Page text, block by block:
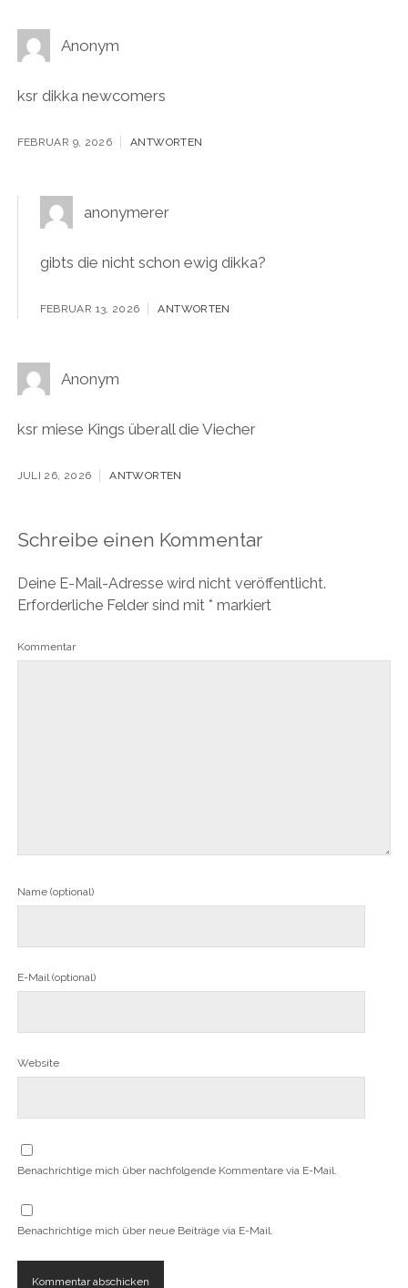
Anonym
ksr dikka newcomers
FEBRUAR 9, 2026 ANTWORTEN
anonymerer
gibts die nicht schon ewig dikka?
FEBRUAR 13, 2026 ANTWORTEN
Anonym
ksr miese Kings überall die Viecher
JULI 26, 2026 ANTWORTEN
Schreibe einen Kommentar
Deine E-Mail-Adresse wird nicht veröffentlicht.
Erforderliche Felder sind mit * markiert
Kommentar
Name (optional)
E-Mail (optional)
Website
Benachrichtige mich über nachfolgende Kommentare via E-Mail.
Benachrichtige mich über neue Beiträge via E-Mail.